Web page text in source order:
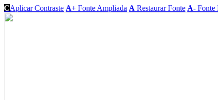
CAplicar Contraste A+ Fonte Ampliada A Restaurar Fonte A- Fonte